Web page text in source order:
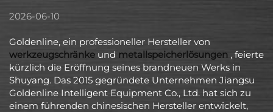
2026-06-10
Goldenline, ein professioneller Hersteller von
werkzeugschränke und metallspeicherlösungen , feierte
kürzlich die Eröffnung seines brandneuen Werks in
Shuyang. Das 2015 gegründete Unternehmen Jiangsu
Goldenline Intelligent Equipment Co., Ltd. hat sich zu
einem führenden chinesischen Hersteller entwickelt,